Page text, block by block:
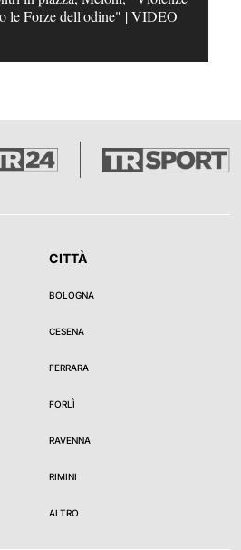
le Forze dell'odine" | VIDEO
CITTÀ
BOLOGNA
CESENA
FERRARA
FORLÌ
RAVENNA
RIMINI
ALTRO